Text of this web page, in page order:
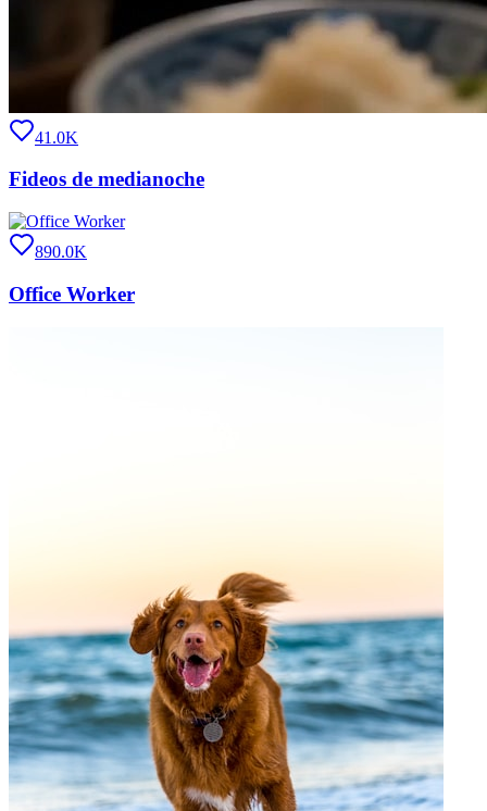
41.0K
Fideos de medianoche
890.0K
Office Worker